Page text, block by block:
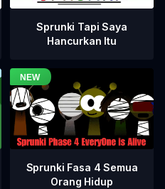
Sprunki Tapi Saya
Hancurkan Itu
Sprunki Fasa 4 Semua
Orang Hidup